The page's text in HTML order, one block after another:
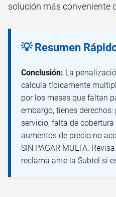
solución más conveniente
💡 Resumen
Conclusión: La
calcula típicamente
por los meses que faltan
embargo, tienes
servicio, falta de
aumentos de precio no
SIN PAGAR MULTA.
reclama ante la Subtel si